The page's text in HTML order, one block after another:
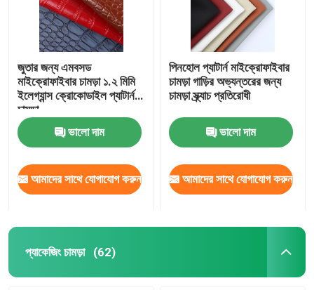
জুতার জন্য এমবসড
মাইক্রোফাইবার চামড়া ১.২ মিমি
ইলেগ্যান্স ক্রোকোডাইল প্যাটার্ন
চামড়া
ভালো দাম
আমাদের সাথে যোগাযোগ করুন
পিনহোল প্যাটার্ন মাইক্রোফাইবার
চামড়া গাড়ির অভ্যন্তরের জন্য
চামড়া স্ক্র্যাচ প্রতিরোধী
ভালো দাম
আমাদের সাথে যোগাযোগ করুন
প্যাকেজিং চামড়া (62)